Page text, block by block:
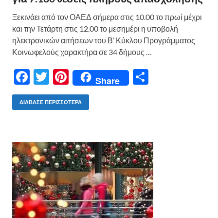
Ξεκινάει από τον ΟΑΕΔ σήμερα στις 10.00 το πρωί μέχρι
και την Τετάρτη στις 12.00 το μεσημέρι η υποβολή
ηλεκτρονικών αιτήσεων του Β’ Κύκλου Προγράμματος
Κοινωφελούς χαρακτήρα σε 34 δήμους …
F
ac
e
o
o
k
T
w
itt
Pi
nt
er
t
Share
σ
τε
ίτ
ε
ΔΙΆΒΑΣΕ ΠΕΡΙΣΣΌΤΕΡΑ